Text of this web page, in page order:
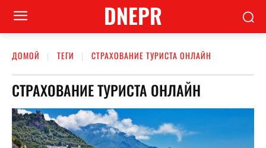
DNEPR
ДОМОЙ ТЕГИ СТРАХОВАНИЕ ТУРИСТА ОНЛАЙН
СТРАХОВАНИЕ ТУРИСТА ОНЛАЙН